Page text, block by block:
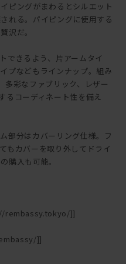
ピングがまわるとシルエット
れる。パイピングに使用する
沢だ。
できるよう、片アームタイ
プなどもラインナップ。組み
多彩なファブリック、レザー
るコーディネート性を備え
部分はカバーリング仕様。フ
もカバーを取り外してドライ
購入も可能。
rembassy.tokyo/]]
]]